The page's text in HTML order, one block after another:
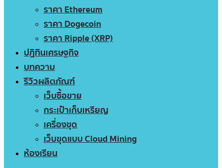
ราคา Ethereum
ราคา Dogecoin
ราคา Ripple (XRP)
ปฏิทินเศรษฐกิจ
บทความ
รีวิวผลิตภัณฑ์
เว็บซื้อขาย
กระเป๋าเก็บเหรียญ
เครื่องขุด
เว็บขุดแบบ Cloud Mining
ห้องเรียน